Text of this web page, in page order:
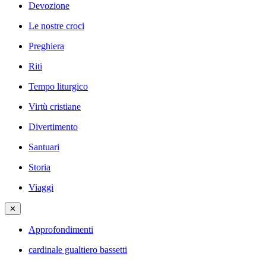
Devozione
Le nostre croci
Preghiera
Riti
Tempo liturgico
Virtù cristiane
Divertimento
Santuari
Storia
Viaggi
✕
Approfondimenti
cardinale gualtiero bassetti